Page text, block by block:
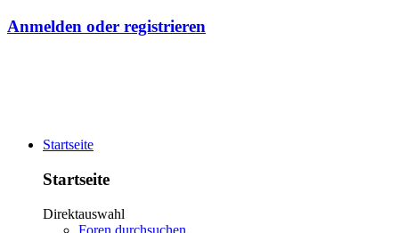
Anmelden oder registrieren
Startseite
Startseite
Direktauswahl
Foren durchsuchen